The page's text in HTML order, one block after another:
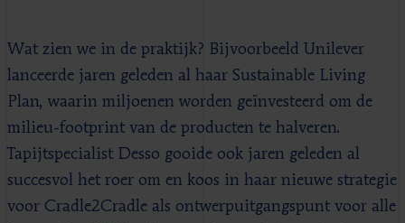
Wat zien we in de praktijk? Bijvoorbeeld Unilever
lanceerde jaren geleden al haar Sustainable Living
Plan, waarin miljoenen worden geïnvesteerd om de
milieu-footprint van de producten te halveren.
Tapijtspecialist Desso gooide ook jaren geleden al
succesvol het roer om en koos in haar nieuwe strategie
voor Cradle2Cradle als ontwerpuitgangspunt voor alle